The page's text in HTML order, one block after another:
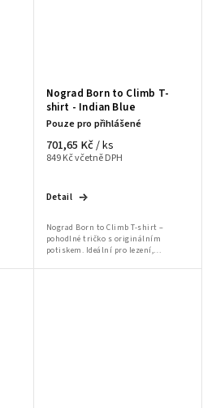
Nograd Born to Climb T-
shirt - Indian Blue
Pouze pro přihlášené
849 Kč včetně DPH
701,65 Kč/ ks
Detail
Nograd Born to Climb T-shirt –
pohodlné tričko s originálním
potiskem. Ideální pro lezení,